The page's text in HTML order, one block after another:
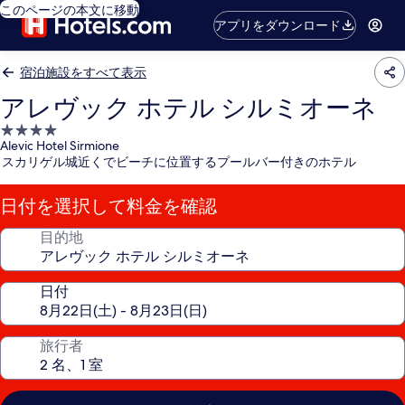
このページの本文に移動
アプリをダウンロード
宿泊施設をすべて表示
アレヴック ホテル シルミオーネ
4.0
つ
星
宿
泊
施
Alevic Hotel Sirmione
スカリゲル城近くでビーチに位置するプールバー付きのホテル
日付を選択して料金を確認
目的地
日付
旅行者